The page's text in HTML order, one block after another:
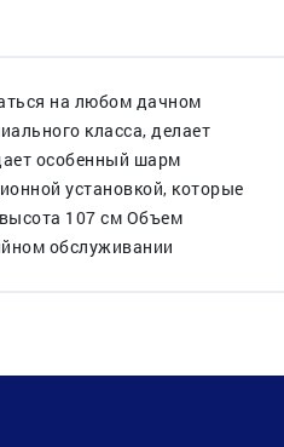
на любом дачном
класса, делает
особенный шарм
установкой, которые
107 см Объем
обслуживании